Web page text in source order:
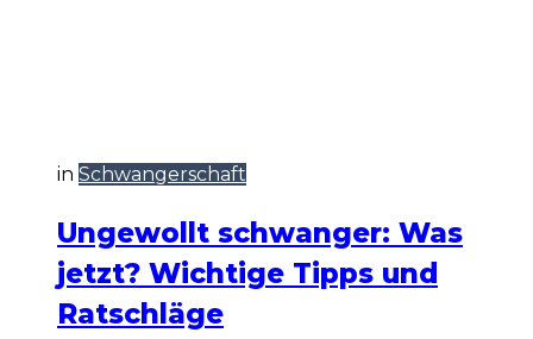
in Schwangerschaft
Ungewollt schwanger: Was
jetzt? Wichtige Tipps und
Ratschläge